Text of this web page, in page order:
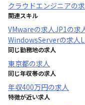
クラウドエンジニアの
関連スキル
VMwareの求人JP1の求
WindowsServerの求人
同じ勤務地の求人
東京都の求人
同じ年収帯の求人
年収400万円の求人
特徴が近い求人